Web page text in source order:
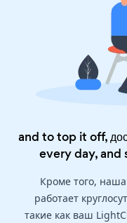
and to top it off,
every day, and
Кроме того,
работает
такие как ваш